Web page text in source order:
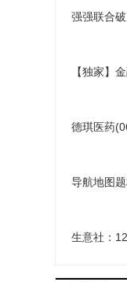
强强联合
【独家】
德琪医药
导航地图
生意社：